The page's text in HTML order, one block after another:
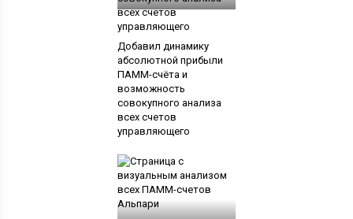
Добавил динамику
абсолютной прибыли
ПАММ-счёта и
возможность
совокупного анализа
всех счетов
управляющего